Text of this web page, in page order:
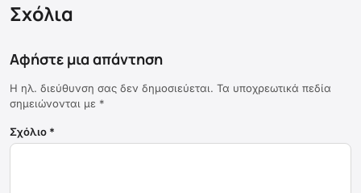
Σχόλια
Αφήστε μια απάντηση
Η ηλ. διεύθυνση σας δεν δημοσιεύεται. Τα υποχρεωτικά πεδία
σημειώνονται με *
Σχόλιο *